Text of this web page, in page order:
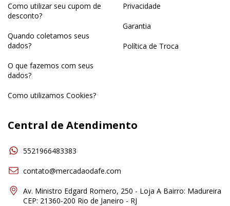
Como utilizar seu cupom de
desconto?
Quando coletamos seus
dados?
O que fazemos com seus
dados?
Como utilizamos Cookies?
Privacidade
Garantia
Política de Troca
Central de Atendimento
5521966483383
contato@mercadaodafe.com
Av. Ministro Edgard Romero, 250 - Loja A Bairro: Madureira
CEP: 21360-200 Rio de Janeiro - RJ